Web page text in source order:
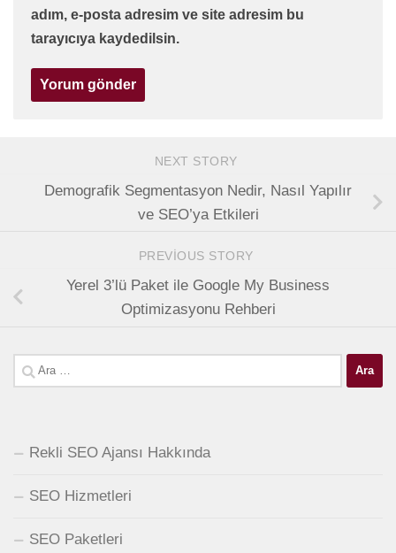
adım, e-posta adresim ve site adresim bu
tarayıcıya kaydedilsin.
NEXT STORY
Demografik Segmentasyon Nedir, Nasıl Yapılır
ve SEO’ya Etkileri
PREVIOUS STORY
Yerel 3’lü Paket ile Google My Business
Optimizasyonu Rehberi
Arama:
Rekli SEO Ajansı Hakkında
SEO Hizmetleri
SEO Paketleri